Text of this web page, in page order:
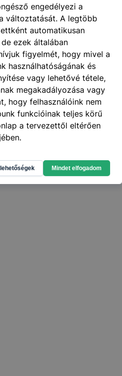
oldal nem található.
engedélyezi a
változtatását. A legtöbb
automatikusan
ezek általában
figyelmét, hogy mivel a
használhatóságának és
vagy lehetővé tétele,
megakadályozása vagy
hogy felhasználóink nem
funkcióinak teljes körű
a tervezettől eltérően
Mindet elfogadom